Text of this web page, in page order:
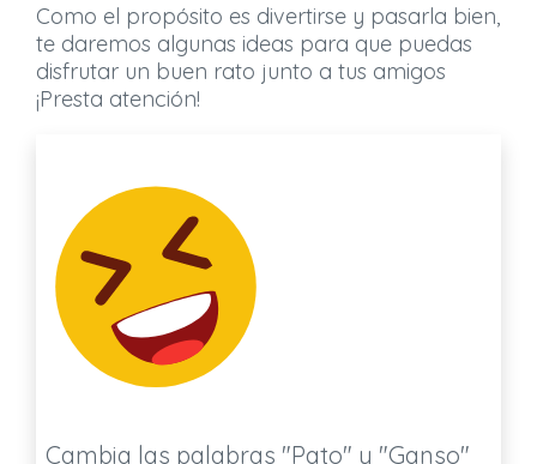
Como el propósito es divertirse y pasarla bien,
te daremos algunas ideas para que puedas
disfrutar un buen rato junto a tus amigos
¡Presta atención!
Cambia las palabras "Pato" y "Ganso"